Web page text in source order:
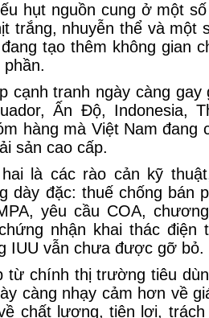
hụt nguồn cung ở một
trắng, nhuyễn thể và một
tạo thêm không gian
cạnh tranh ngày càng
Ấn Độ, Indonesia,
hàng mà Việt Nam đang
sản cao cấp.
là các rào cản kỹ
dày đặc: thuế chống bán
yêu cầu COA,
nhận khai thác
IUU vẫn chưa được gỡ bỏ.
từ chính thị trường tiêu
càng nhạy cảm hơn về
chất lượng, tiện lợi,